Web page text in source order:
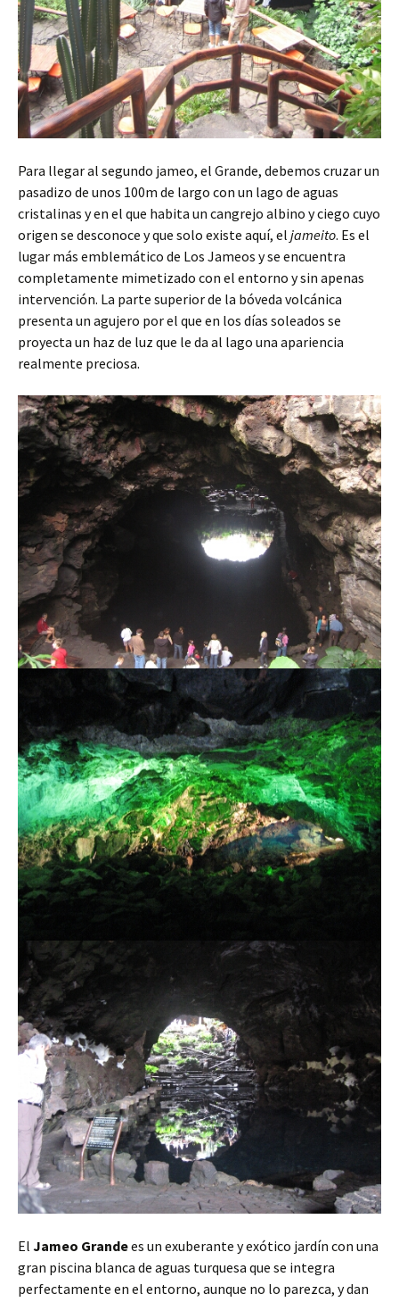
Para llegar al segundo jameo, el Grande, debemos cruzar un
pasadizo de unos 100m de largo con un lago de aguas
cristalinas y en el que habita un cangrejo albino y ciego cuyo
origen se desconoce y que solo existe aquí, el jameito. Es el
lugar más emblemático de Los Jameos y se encuentra
completamente mimetizado con el entorno y sin apenas
intervención. La parte superior de la bóveda volcánica
presenta un agujero por el que en los días soleados se
proyecta un haz de luz que le da al lago una apariencia
realmente preciosa.
El Jameo Grandees un exuberante y exótico jardín con una
gran piscina blanca de aguas turquesa que se integra
perfectamente en el entorno, aunque no lo parezca, y dan